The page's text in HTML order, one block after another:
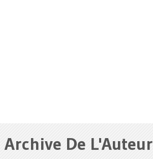
Archive De L'Auteur